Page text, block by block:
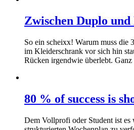
Zwischen Duplo und
So ein scheixx! Warum muss die
im Kleiderschrank vor sich hin
Rücken irgendwie überlebt. Ganz
80 % of success is
Dem Vollprofi oder Student ist